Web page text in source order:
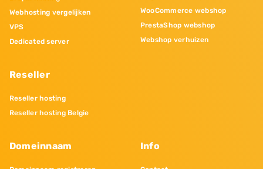
Webhosting vergelijken
VPS
Dedicated server
Reseller
Reseller hosting
Reseller hosting Belgie
WooCommerce webshop
PrestaShop webshop
Webshop verhuizen
Domeinnaam Info